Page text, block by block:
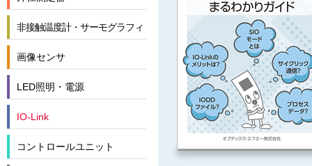
非接触温度計・サーモグラフィ
画像センサ
LED照明・電源
IO-Link
コントロールユニット